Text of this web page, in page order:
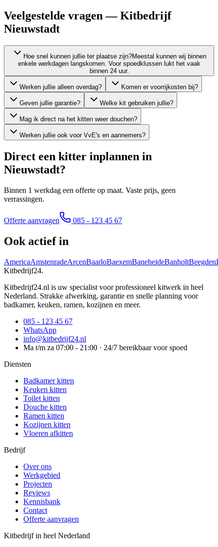
Veelgestelde vragen — Kitbedrijf
Nieuwstadt
Hoe snel kunnen jullie ter plaatse zijn?Meestal kunnen wij binnen
enkele werkdagen langskomen. Voor spoedklussen lukt het vaak
binnen 24 uur.
Werken jullie alleen overdag? Komen er voorrijkosten bij?
Geven jullie garantie? Welke kit gebruiken jullie?
Mag ik direct na het kitten weer douchen?
Werken jullie ook voor VvE's en aannemers?
Direct een kitter inplannen in
Nieuwstadt?
Binnen 1 werkdag een offerte op maat. Vaste prijs, geen
verrassingen.
Offerte aanvragen 085 - 123 45 67
Ook actief in
AmericaAmstenradeArcenBaarloBaexemBaneheideBanholtBeegden
Kitbedrijf24.
Kitbedrijf24.nl is uw specialist voor professioneel kitwerk in heel
Nederland. Strakke afwerking, garantie en snelle planning voor
badkamer, keuken, ramen, kozijnen en meer.
085 - 123 45 67
WhatsApp
info@kitbedrijf24.nl
Ma t/m za 07:00 - 21:00 · 24/7 bereikbaar voor spoed
Diensten
Badkamer kitten
Keuken kitten
Toilet kitten
Douche kitten
Ramen kitten
Kozijnen kitten
Vloeren afkitten
Bedrijf
Over ons
Werkgebied
Projecten
Reviews
Kennisbank
Contact
Offerte aanvragen
Kitbedrijf in heel Nederland